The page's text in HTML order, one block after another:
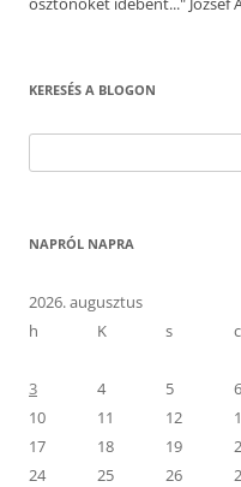
KERESÉS A BLOGON
NAPRÓL NAPRA
2026. augusztus
h
K s c
3
4 5 6
10
11 12
17
18 19
24
25 26